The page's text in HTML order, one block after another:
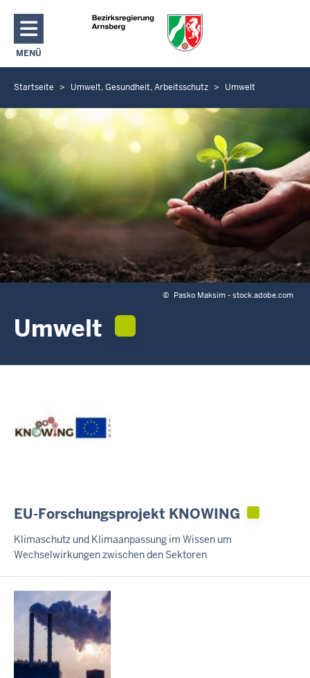
Direkt zum Inhalt
MENÜ
NAVIGATION AKTIVIEREN/DEAKTIVIEREN: HAUPTMENÜ
S
i
e
b
i
n
n
s
h
i
Startseite Umwelt, Gesundheit, Arbeitsschutz Umwelt
© Pasko Maksim - stock.adobe.com
Umwelt
EU-Forschungsprojekt KNOWING
Klimaschutz und Klimaanpassung im Wissen um
Wechselwirkungen zwischen den Sektoren